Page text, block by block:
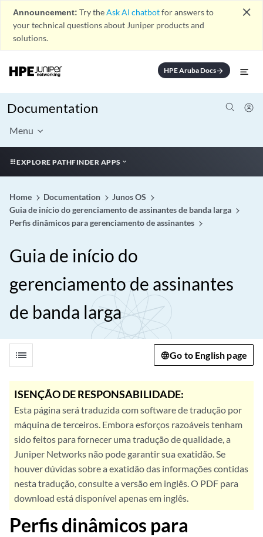
Announcement: Try theAsk AI chatbotfor answers to
your technical questions about Juniper products and
solutions.
close
HPE Aruba Docsarrow_forward
Documentation
Menu
EXPLORE PATHFINDER APPS
Home Documentation
Junos OS
Guia de início do gerenciamento de assinantes de banda larga
Perfis dinâmicos para gerenciamento de assinantes
Guia de início do
gerenciamento de assinantes
de banda larga
list Go to English page
ISENÇÃO DE RESPONSABILIDADE:
Esta página será traduzida com software de tradução por
máquina de terceiros. Embora esforços razoáveis tenham
sido feitos para fornecer uma tradução de qualidade, a
Juniper Networks não pode garantir sua exatidão. Se
houver dúvidas sobre a exatidão das informações contidas
nesta tradução, consulte a versão em inglês. O PDF para
download está disponível apenas em inglês.
Perfis dinâmicos para